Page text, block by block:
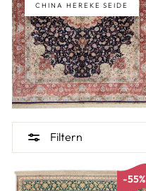
CHINA HEREKE SEIDE
Filtern
-55%